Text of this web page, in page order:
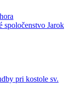
spoločenstvo Jarok
pri kostole sv.